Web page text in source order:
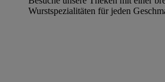
Wurstspezialitäten für jeden